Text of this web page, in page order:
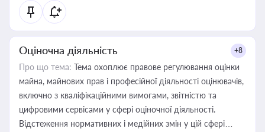
Оціночна діяльність +8
Про що тема: Тема охоплює правове регулювання оцінки
майна, майнових прав і професійної діяльності оцінювачів,
включно з кваліфікаційними вимогами, звітністю та
цифровими сервісами у сфері оціночної діяльності.
Відстеження нормативних і медійних змін у цій сфері